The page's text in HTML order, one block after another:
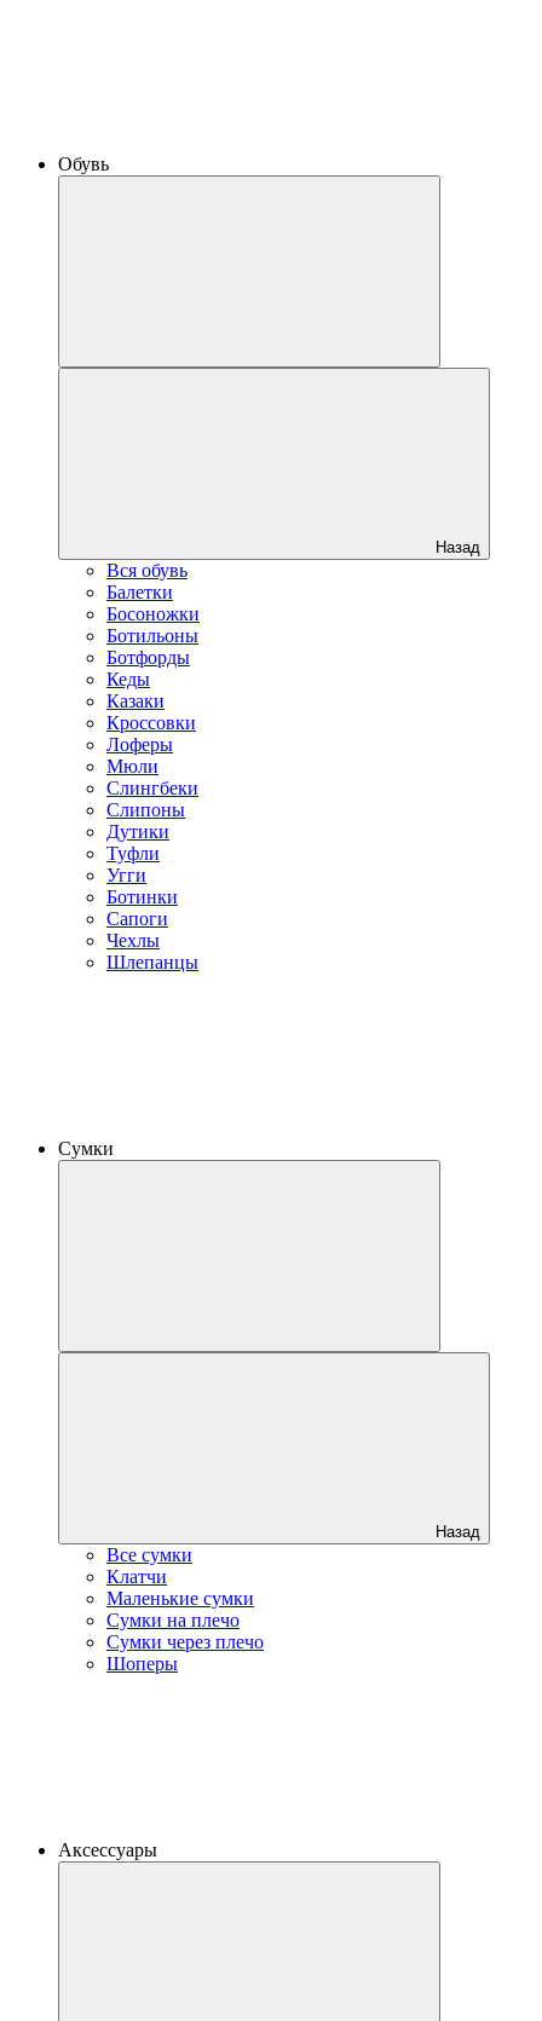
Обувь
Назад
Вся обувь
Балетки
Босоножки
Ботильоны
Ботфорды
Кеды
Казаки
Кроссовки
Лоферы
Мюли
Слингбеки
Слипоны
Дутики
Туфли
Угги
Ботинки
Сапоги
Чехлы
Шлепанцы
Сумки
Назад
Все сумки
Клатчи
Маленькие сумки
Сумки на плечо
Сумки через плечо
Шоперы
Аксессуары